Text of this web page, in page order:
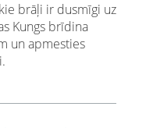
brāļi ir dusmīgi uz
Kungs brīdina
un apmesties